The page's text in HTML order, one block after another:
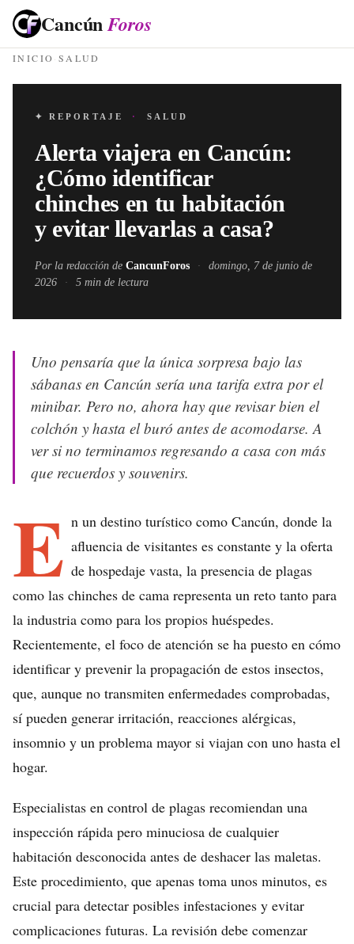
CancúnForos
INICIO· SALUD
✦ REPORTAJE · SALUD
Alerta viajera en Cancún:
¿Cómo identificar
chinches en tu habitación
y evitar llevarlas a casa?
Por la redacción de CancunForos ·
domingo, 7 de junio de
2026
· 5 min de lectura
Uno pensaría que la única sorpresa bajo las
sábanas en Cancún sería una tarifa extra por el
minibar. Pero no, ahora hay que revisar bien el
colchón y hasta el buró antes de acomodarse. A
ver si no terminamos regresando a casa con más
que recuerdos y souvenirs.
E n un destino turístico como Cancún, donde la
afluencia de visitantes es constante y la oferta
de hospedaje vasta, la presencia de plagas
como las chinches de cama representa un reto tanto para
la industria como para los propios huéspedes.
Recientemente, el foco de atención se ha puesto en cómo
identificar y prevenir la propagación de estos insectos,
que, aunque no transmiten enfermedades comprobadas,
sí pueden generar irritación, reacciones alérgicas,
insomnio y un problema mayor si viajan con uno hasta el
hogar.
Especialistas en control de plagas recomiendan una
inspección rápida pero minuciosa de cualquier
habitación desconocida antes de deshacer las maletas.
Este procedimiento, que apenas toma unos minutos, es
crucial para detectar posibles infestaciones y evitar
complicaciones futuras. La revisión debe comenzar